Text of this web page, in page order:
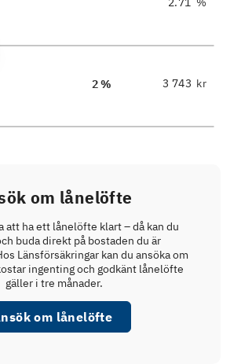
2 % kr
om lånelöfte
att ha ett lånelöfte klart – då kan du
buda direkt på bostaden du är
Länsförsäkringar kan du ansöka om
ingenting och godkänt lånelöfte
gäller i tre månader.
om lånelöfte